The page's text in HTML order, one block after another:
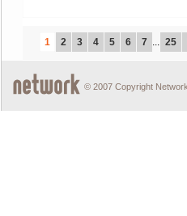
1 2 3 4 5 6 7 ... 25
© 2007 Copyright